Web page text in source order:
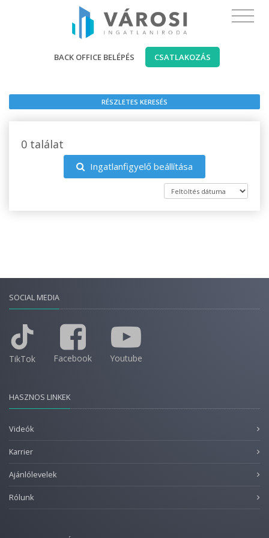
BACK OFFICE BELÉPÉS CSATLAKOZÁS
RÉSZLETES KERESÉS
0 találat
Ingatlanfigyelő beállítása
SOCIAL MEDIA
TikTok Facebook Youtube
HASZNOS LINKEK
Videók
Karrier
Ajánlólevelek
Rólunk